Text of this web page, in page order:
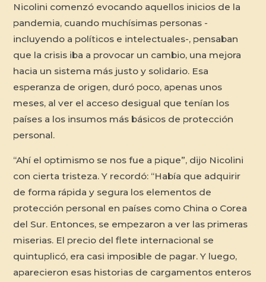
Nicolini comenzó evocando aquellos inicios de la
pandemia, cuando muchísimas personas -
incluyendo a políticos e intelectuales-, pensaban
que la crisis iba a provocar un cambio, una mejora
hacia un sistema más justo y solidario. Esa
esperanza de origen, duró poco, apenas unos
meses, al ver el acceso desigual que tenían los
países a los insumos más básicos de protección
personal.
“Ahí el optimismo se nos fue a pique”, dijo Nicolini
con cierta tristeza. Y recordó: “Había que adquirir
de forma rápida y segura los elementos de
protección personal en países como China o Corea
del Sur. Entonces, se empezaron a ver las primeras
miserias. El precio del flete internacional se
quintuplicó, era casi imposible de pagar. Y luego,
aparecieron esas historias de cargamentos enteros